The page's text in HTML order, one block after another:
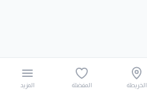
الخريطة المفضلة المزيد